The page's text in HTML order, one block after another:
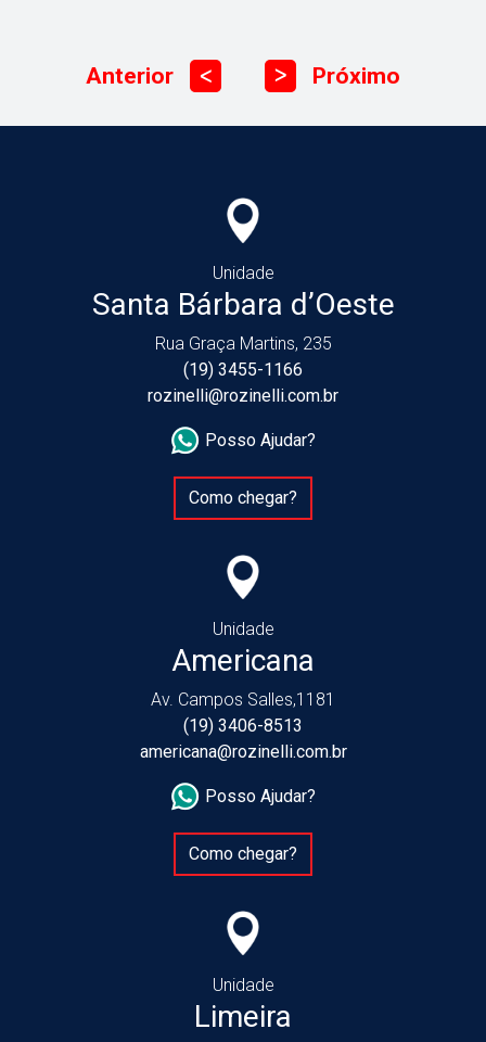
Anterior ᐳ ᐳ Próximo
Unidade
Santa Bárbara d’Oeste
Rua Graça Martins, 235
(19) 3455-1166
rozinelli@rozinelli.com.br
Posso Ajudar?
Como chegar?
Unidade
Americana
Av. Campos Salles,1181
(19) 3406-8513
americana@rozinelli.com.br
Posso Ajudar?
Como chegar?
Unidade
Limeira